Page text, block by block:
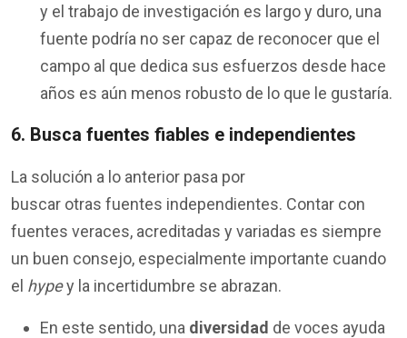
y el trabajo de investigación es largo y duro, una
fuente podría no ser capaz de reconocer que el
campo al que dedica sus esfuerzos desde hace
años es aún menos robusto de lo que le gustaría.
6. Busca fuentes fiables e independientes
La solución a lo anterior pasa por
buscar otras fuentes independientes. Contar con
fuentes veraces, acreditadas y variadas es siempre
un buen consejo, especialmente importante cuando
el hypey la incertidumbre se abrazan.
En este sentido, una diversidad de voces ayuda